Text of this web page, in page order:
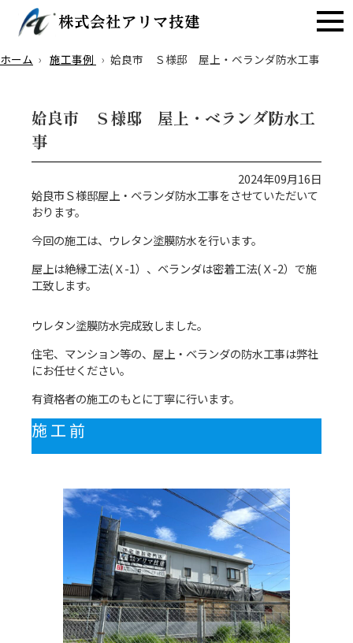
ホーム 施工事例 姶良市 Ｓ様邸 屋上・ベランダ防水工事
姶良市 Ｓ様邸 屋上・ベランダ防水工
事
2024年09月16日
姶良市Ｓ様邸屋上・ベランダ防水工事をさせていただいて
おります。
今回の施工は、ウレタン塗膜防水を行います。
屋上は絶縁工法(Ｘ-1）、ベランダは密着工法(Ｘ-2）で施
工致します。
ウレタン塗膜防水完成致しました。
住宅、マンション等の、屋上・ベランダの防水工事は弊社
にお任せください。
有資格者の施工のもとに丁寧に行います。
施 工 前